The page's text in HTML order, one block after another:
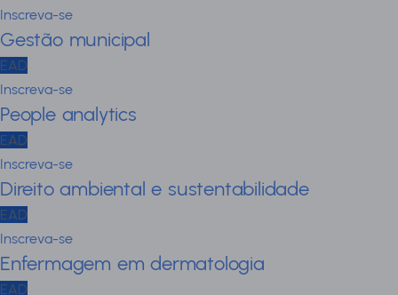
Inscreva-se
Gestão municipal
EAD
Inscreva-se
People analytics
EAD
Inscreva-se
Direito ambiental e sustentabilidade
EAD
Inscreva-se
Enfermagem em dermatologia
EAD